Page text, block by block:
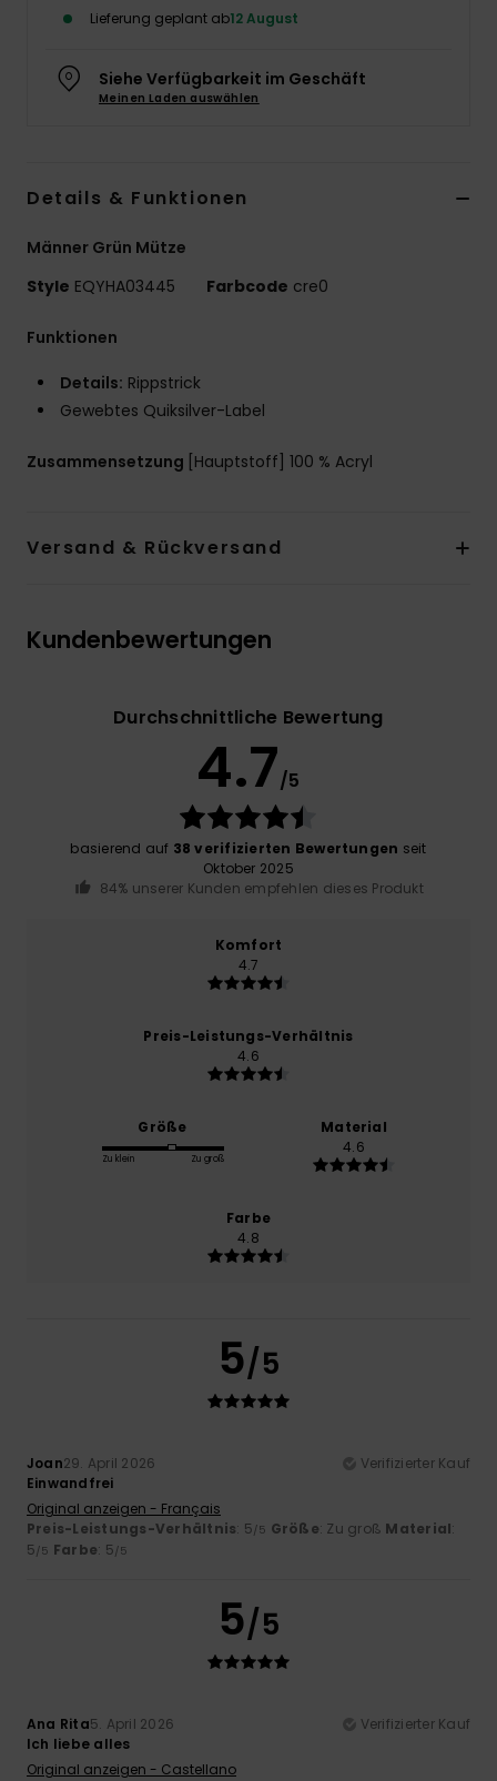
Lieferung geplant ab12 August
Siehe Verfügbarkeit im Geschäft
Meinen Laden auswählen
Details & Funktionen
Männer Grün Mütze
Style EQYHA03445 Farbcode cre0
Funktionen
Details: Rippstrick
Gewebtes Quiksilver-Label
Zusammensetzung [Hauptstoff] 100 % Acryl
Versand & Rückversand
Kundenbewertungen
Durchschnittliche Bewertung
4.7/5
basierend auf 38 verifizierten Bewertungen seit
Oktober 2025
84% unserer Kunden empfehlen dieses Produkt
Komfort
4.7
Preis-Leistungs-Verhältnis
4.6
Größe
Zu klein Zu groß
Material
4.6
Farbe
4.8
5/5
Joan29. April 2026
Verifizierter Kauf
Einwandfrei
Original anzeigen - Français
Preis-Leistungs-Verhältnis: 5/5 Größe: Zu groß Material:
5/5 Farbe: 5/5
5/5
Ana Rita5. April 2026
Verifizierter Kauf
Ich liebe alles
Original anzeigen - Castellano